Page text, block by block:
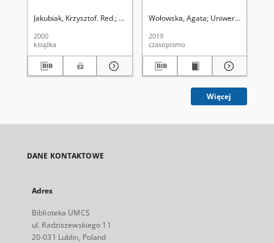
Jakubiak, Krzysztof. Red. Winiarz, Adam (1955-). Red.
2000
książka
Wołowska, Agata Uniwersytet Marii
2019
czasopismo
Więcej
DANE KONTAKTOWE
Adres
Biblioteka UMCS
ul. Radziszewskiego 11
20-031 Lublin, Poland